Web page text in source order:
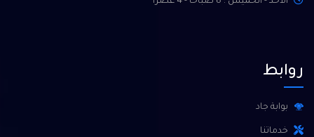
روابط
بوابة جاد
خدماتنا